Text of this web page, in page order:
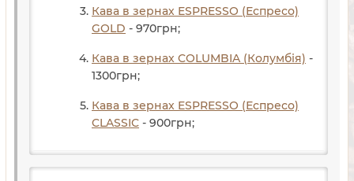
Кава в зернах ESPRESSO (Еспресо)
GOLD - 970грн;
Кава в зернах COLUMBIA (Колумбія) -
1300грн;
Кава в зернах ESPRESSO (Еспресо)
CLASSIC - 900грн;